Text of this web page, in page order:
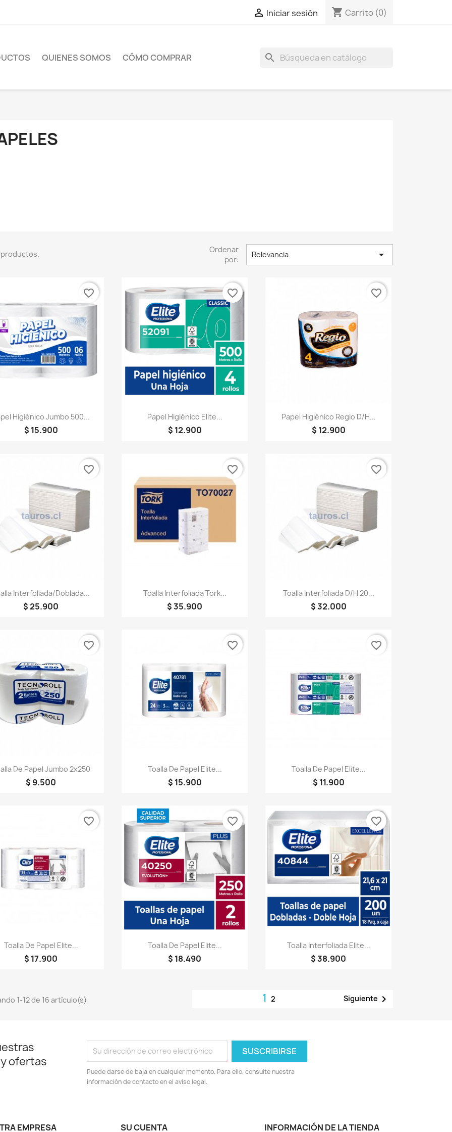
 Iniciar sesión shopping_cart Carrito (0)
QUIENES SOMOS CÓMO COMPRAR search
productos.
Ordenar
por:
Relevancia 
Vista rápida
Higiénico Jumbo 500...
$ 15.900
favorite_border
 Vista rápida
Papel Higiénico Elite...
$ 12.900
favorite_border
Vista rápida
Papel Higiénico Regio D/H...
$ 12.900
favorite_border
Vista rápida
Interfoliada/Doblada...
$ 25.900
favorite_border
Vista rápida
Toalla Interfoliada Tork...
$ 35.900
favorite_border
Vista rápida
Toalla Interfoliada D/H 20...
$ 32.000
favorite_border
 Vista rápida
De Papel Jumbo 2x250
$ 9.500
favorite_border
Vista rápida
Toalla De Papel Elite...
$ 15.900
favorite_border
Vista rápida
Toalla De Papel Elite...
$ 11.900
favorite_border
 Vista rápida
Toalla De Papel Elite...
$ 17.900
favorite_border
 Vista rápida
Toalla De Papel Elite...
$ 18.490
favorite_border
Vista rápida
Toalla Interfoliada Elite...
$ 38.900
favorite_border
1-12 de 16 artículo(s) 12 Siguiente 
ofertas
Puede darse de baja en cualquier momento. Para ello, consulte nuestra
información de contacto en el aviso legal.
EMPRESA SU CUENTA INFORMACIÓN DE LA TIENDA